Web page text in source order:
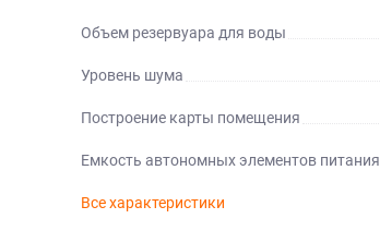
Объем резервуара для воды
Уровень шума
Построение карты помещения
Емкость автономных элементов питания
Все характеристики